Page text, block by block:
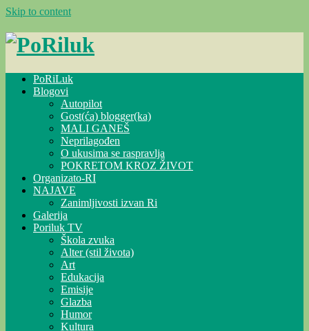
Skip to content
PoRiLuk
Blogovi
Autopilot
Gost(ća) blogger(ka)
MALI GANEŠ
Neprilagođen
O ukusima se raspravlja
POKRETOM KROZ ŽIVOT
Organizato-RI
NAJAVE
Zanimljivosti izvan Ri
Galerija
Poriluk TV
Škola zvuka
Alter (stil života)
Art
Edukacija
Emisije
Glazba
Humor
Kultura